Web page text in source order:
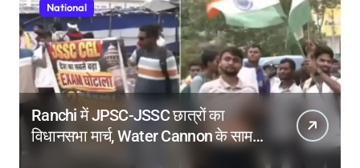
National
Ranchi में JPSC-JSSC छात्रों का
विधानसभा मार्च, Water Cannon के सामने
किया Dance, तोड़े बैरिकेड!